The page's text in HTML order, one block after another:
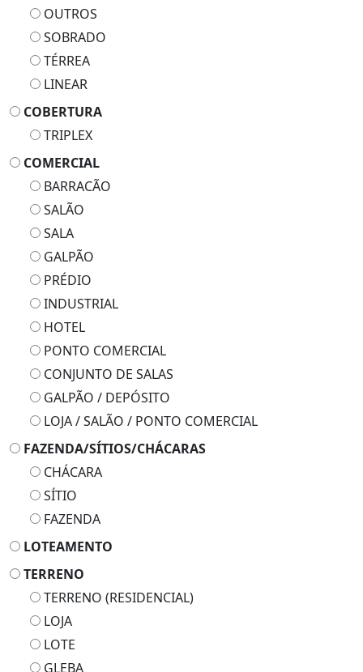
OUTROS
SOBRADO
TÉRREA
LINEAR
COBERTURA
TRIPLEX
COMERCIAL
BARRACÃO
SALÃO
SALA
GALPÃO
PRÉDIO
INDUSTRIAL
HOTEL
PONTO COMERCIAL
CONJUNTO DE SALAS
GALPÃO / DEPÓSITO
LOJA / SALÃO / PONTO COMERCIAL
FAZENDA/SÍTIOS/CHÁCARAS
CHÁCARA
SÍTIO
FAZENDA
LOTEAMENTO
TERRENO
TERRENO (RESIDENCIAL)
LOJA
LOTE
GLEBA